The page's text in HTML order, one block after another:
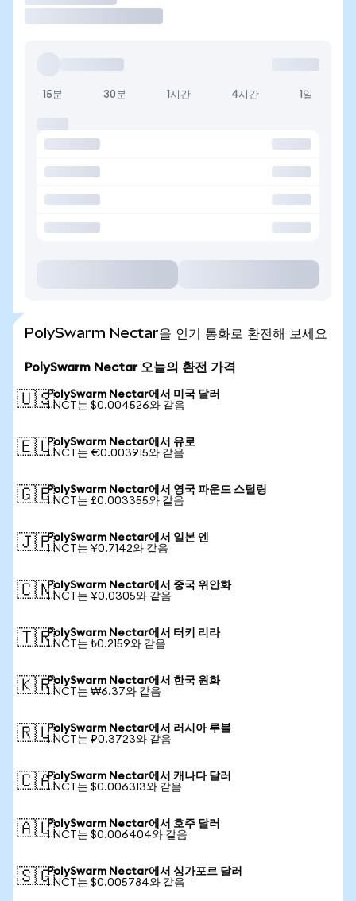
15분 30분 1시간 4시간 1일
PolySwarm Nectar을 인기 통화로 환전해 보세요
PolySwarm Nectar 오늘의 환전 가격
🇺🇸PolySwarm Nectar에서 미국 달러
1 NCT는 $0.004526와 같음
🇪🇺PolySwarm Nectar에서 유로
1 NCT는 €0.003915와 같음
🇬🇧PolySwarm Nectar에서 영국 파운드 스털링
1 NCT는 £0.003355와 같음
🇯🇵PolySwarm Nectar에서 일본 엔
1 NCT는 ¥0.7142와 같음
🇨🇳PolySwarm Nectar에서 중국 위안화
1 NCT는 ¥0.0305와 같음
🇹🇷PolySwarm Nectar에서 터키 리라
1 NCT는 ₺0.2159와 같음
🇰🇷PolySwarm Nectar에서 한국 원화
1 NCT는 ₩6.37와 같음
🇷🇺PolySwarm Nectar에서 러시아 루블
1 NCT는 ₽0.3723와 같음
🇨🇦PolySwarm Nectar에서 캐나다 달러
1 NCT는 $0.006313와 같음
🇦🇺PolySwarm Nectar에서 호주 달러
1 NCT는 $0.006404와 같음
🇸🇬PolySwarm Nectar에서 싱가포르 달러
1 NCT는 $0.005784와 같음